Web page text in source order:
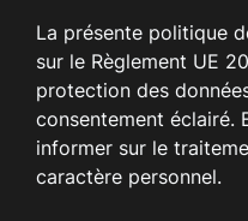
La présente politique
sur le Règlement UE
protection des
consentement éclairé.
informer sur le
caractère personnel.